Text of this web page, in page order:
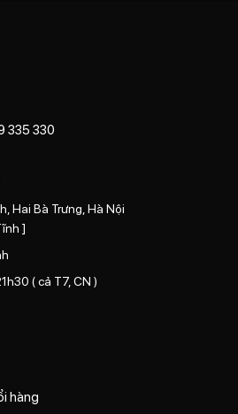
335 330
Hai Bà Trưng, Hà Nội
]
( cả T7, CN )
hàng